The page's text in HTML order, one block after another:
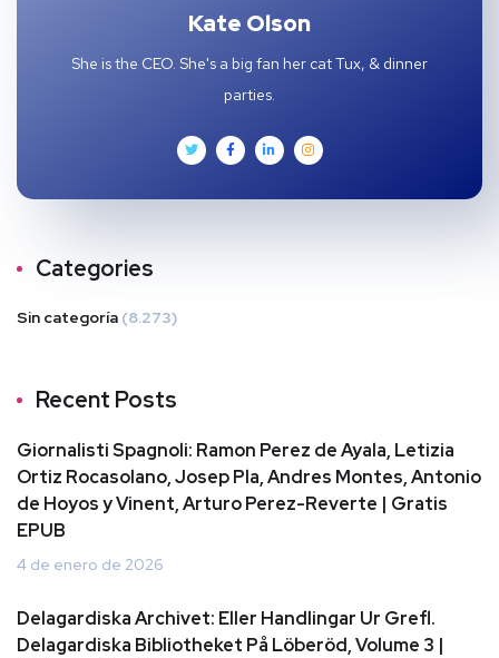
Kate Olson
She is the CEO. She's a big fan her cat Tux, & dinner
parties.
Categories
Sin categoría (8.273)
Recent Posts
Giornalisti Spagnoli: Ramon Perez de Ayala, Letizia
Ortiz Rocasolano, Josep Pla, Andres Montes, Antonio
de Hoyos y Vinent, Arturo Perez-Reverte | Gratis
EPUB
4 de enero de 2026
Delagardiska Archivet: Eller Handlingar Ur Grefl.
Delagardiska Bibliotheket På Löberöd, Volume 3 |